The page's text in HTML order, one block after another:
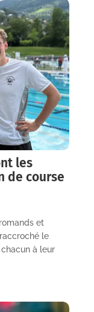
les
de course
et
le
à leur